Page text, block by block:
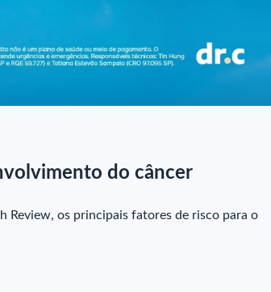
do câncer
Review, os principais fatores de risco para o